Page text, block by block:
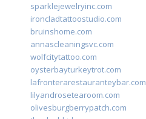
sparklejewelryinc.com
ironcladtattoostudio.com
bruinshome.com
annascleaningsvc.com
wolfcitytattoo.com
oysterbayturkeytrot.com
lafronterarestauranteybar.com
lilyandrosetearoom.com
olivesburgberrypatch.com